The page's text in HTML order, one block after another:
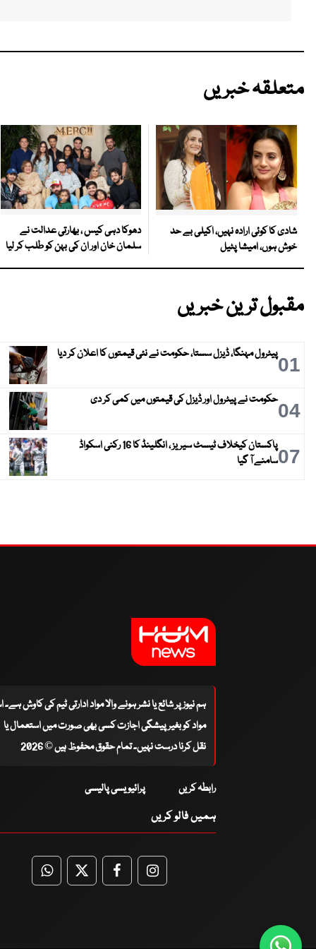
متعلقہ خبریں
شادی کا کوئی ارادہ نہیں، اکیلی بے حد
خوش ہوں، امیشا پٹیل
دھوکا دہی کیس ، بھارتی عدالت نے
سلمان خان اور ان کی بہن کو طلب کر لیا
مقبول ترین خبریں
01پیٹرول مہنگا، ڈیزل سستا، حکومت نے نئی قیمتوں کا اعلان کر دیا
04حکومت نے پیٹرول اور ڈیزل کی قیمتوں میں کمی کر دی
07
پاکستان کیخلاف ٹیسٹ سیریز ، انگلینڈ کا 16 رکنی اسکواڈ
سامنے آ گیا
ہم نیوز پر شائع یا نشر ہونے والا مواد ادارتی ٹیم کی کاوش
مواد کو بغیر پیشگی اجازت کسی بھی صورت میں استعمال یا
نقل کرنا درست نہیں۔ تمام حقوق محفوظ ہیں © 2026
رابطہ کریں پرائیویسی پالیسی
ہمیں فالو کریں
WhatsApp
TwitterFacebookFacebook